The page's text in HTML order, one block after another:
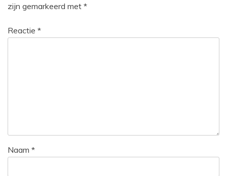
zijn gemarkeerd met *
Reactie *
Naam *